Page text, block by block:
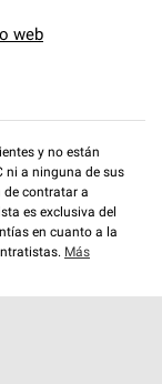
web
y no están
ni a ninguna de sus
de contratar a
es exclusiva del
en cuanto a la
Más